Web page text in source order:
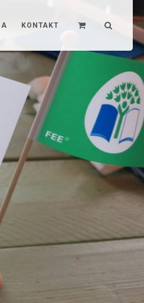
KONTAKT